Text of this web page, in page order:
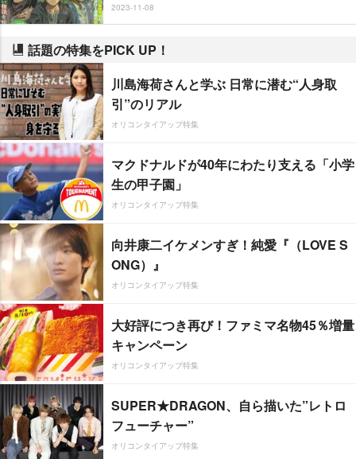
2023-11-08
話題の特集をPICK UP！
川島海荷さんと学ぶ 日常に潜む“人身取
引”のリアル
オリコンタイアップ特集
マクドナルドが40年にわたり支える「小学
生の甲子園」
オリコンタイアップ特集
向井康二イケメンすぎ！純愛『（LOVE S
ONG）』
オリコンタイアップ特集
大好評につき再び！ファミマ名物45％増量
キャンペーン
オリコンタイアップ特集
SUPER★DRAGON、自ら描いた”レトロ
フューチャー”
オリコンタイアップ特集